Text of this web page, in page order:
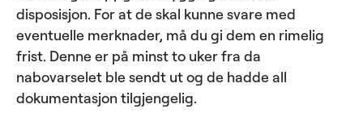
disposisjon. For at de skal kunne svare med
eventuelle merknader, må du gi dem en rimelig
frist. Denne er på minst to uker fra da
nabovarselet ble sendt ut og de hadde all
dokumentasjon tilgjengelig.